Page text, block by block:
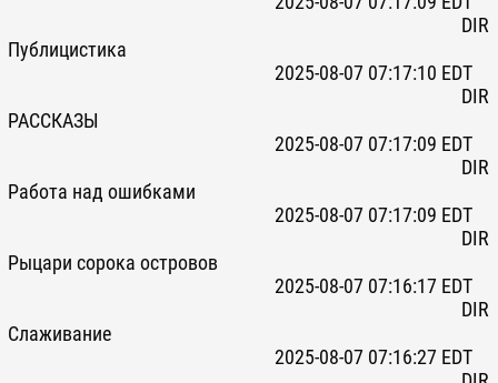
DIR
Публицистика
2025-08-07 07:17:10 EDT
DIR
РАССКАЗЫ
2025-08-07 07:17:09 EDT
DIR
Работа над ошибками
2025-08-07 07:17:09 EDT
DIR
Рыцари сорока островов
2025-08-07 07:16:17 EDT
DIR
Слаживание
2025-08-07 07:16:27 EDT